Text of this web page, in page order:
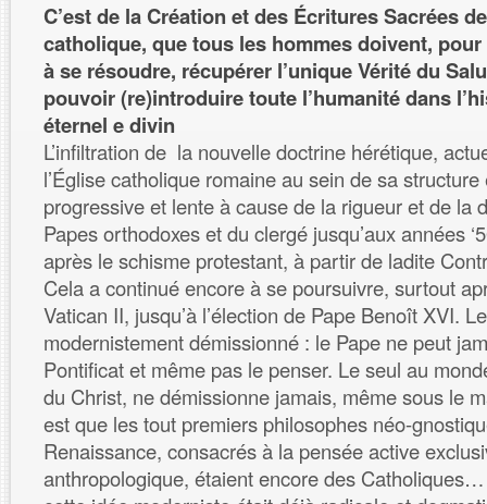
C’est de la Création et des Écritures Sacrées
catholique, que tous les hommes doivent,
à se résoudre, récupérer l’unique Vérité du
pouvoir (re)introduire toute l’humanité dans
éternel e divin
L’infiltration de la nouvelle doctrine hérétique,
l’Église catholique romaine au sein de sa
progressive et lente à cause de la rigueur et de la
Papes orthodoxes et du clergé jusqu’aux années
après le schisme protestant, à partir de ladite
Cela a continué encore à se poursuivre, surtout
Vatican II, jusqu’à l’élection de Pape Benoît XVI.
modernistement démissionné : le Pape ne peut
Pontificat et même pas le penser. Le seul au
du Christ, ne démissionne jamais, même sous le
est que les tout premiers philosophes néo-
Renaissance, consacrés à la pensée active
anthropologique, étaient encore des